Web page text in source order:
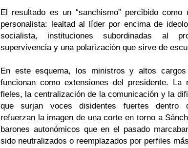
El resultado es un “sanchismo” percibido como
personalista: lealtad al líder por encima de
socialista, instituciones subordinadas al
supervivencia y una polarización que sirve de
En este esquema, los ministros y altos
funcionan como extensiones del presidente. La
fieles, la centralización de la comunicación y la
que surjan voces disidentes fuertes dentro
refuerzan la imagen de una corte en torno a
barones autonómicos que en el pasado
sido neutralizados o reemplazados por perfiles